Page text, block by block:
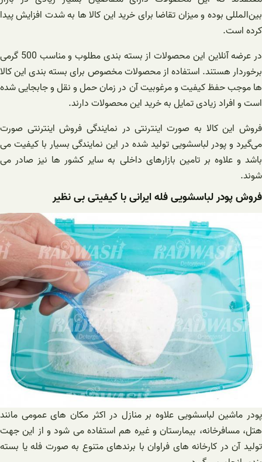
بین‌المللی بوده و میزان تقاضا برای خرید این کالا ها به شدت افزایش پیدا
کرده است.
در عرضه آنلاين این محصولات از بسته‌ بندی مطلوب و مناسب 500 گرمی
برخوردار هستند. استفاده از محصولات مخصوص برای بسته بندی این کالا
ها موجب حفظ کیفیت و مرغوبیت آن در زمان حمل و نقل و جابجایی شده
است و افراد زیادی تمایل به خرید این محصولات دارند.
فروش این کالا به صورت اینترنتی در نمایندگی فروش اینترنتی صورت
می‌گیرد و پودر لباسشویی تولید شده در این نمایندگی بسیار با کیفیت می
باشد و علاوه بر تامین بازارهای داخلی به سایر کشور ها نیز صادر می
شوند.
فروش پودر لباسشویی فله ایرانی با کیفیتی بی نظیر
پودر ماشین لباسشویی علاوه بر منازل در اکثر مکان های عمومی مانند
هتل، مسافرخانه، بیمارستان و غیره هم استفاده می شود و از این جهت
تولید آن در کارخانه های فراوان با برندهای متنوع به صورت فله یا بسته